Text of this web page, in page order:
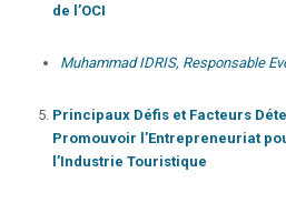
de l’OCI
Muhammad IDRIS, Responsable
Principaux Défis et Facteurs
Promouvoir l’Entrepreneuriat
l’Industrie Touristique